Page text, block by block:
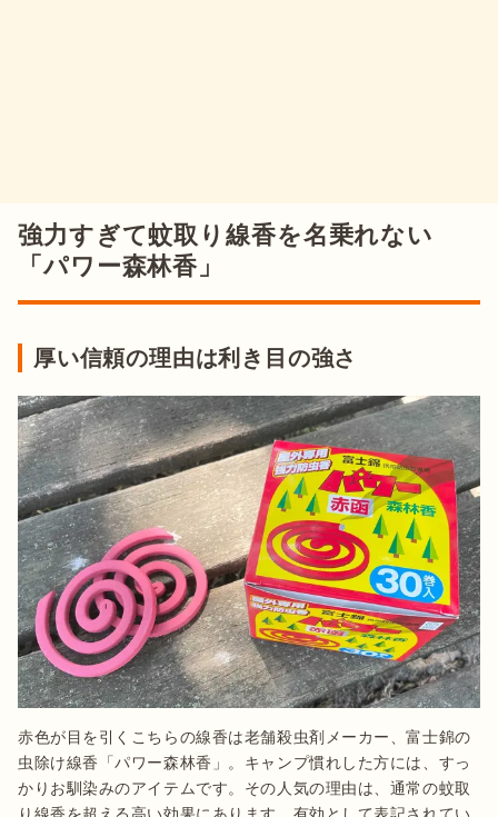
強力すぎて蚊取り線香を名乗れない
「パワー森林香」
厚い信頼の理由は利き目の強さ
赤色が目を引くこちらの線香は老舗殺虫剤メーカー、富士錦の
虫除け線香「パワー森林香」。キャンプ慣れした方には、すっ
かりお馴染みのアイテムです。その人気の理由は、通常の蚊取